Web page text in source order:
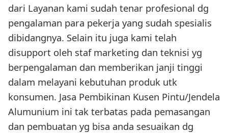
dari Layanan kami sudah tenar profesional dg
pengalaman para pekerja yang sudah spesialis
dibidangnya. Selain itu juga kami telah
disupport oleh staf marketing dan teknisi yg
berpengalaman dan memberikan janji tinggi
dalam melayani kebutuhan produk utk
konsumen. Jasa Pembikinan Kusen Pintu/Jendela
Alumunium ini tak terbatas pada pemasangan
dan pembuatan yg bisa anda sesuaikan dg